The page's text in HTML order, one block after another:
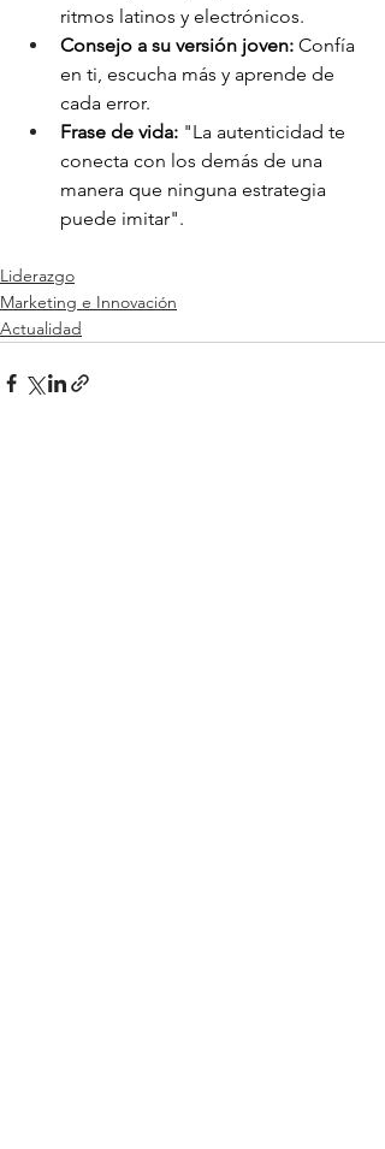
ritmos latinos y electrónicos.
Consejo a su versión joven: Confía
en ti, escucha más y aprende de
cada error.
Frase de vida: "La autenticidad te
conecta con los demás de una
manera que ninguna estrategia
puede imitar".
Liderazgo
Marketing e Innovación
Actualidad